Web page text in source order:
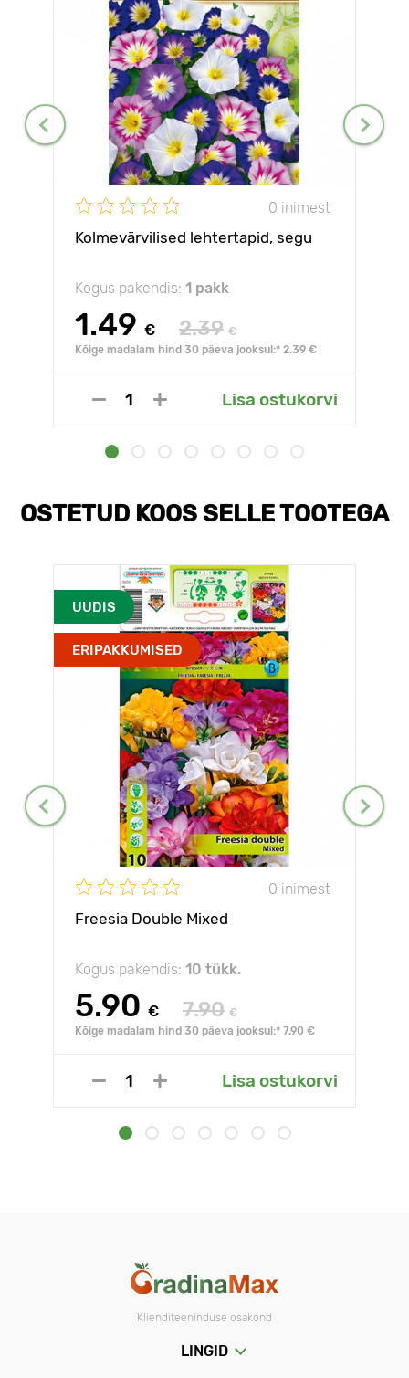
0 inimest
Kolmevärvilised lehtertapid, segu
Kogus pakendis: 1 pakk
1.49 € 2.39 €
Kõige madalam hind 30 päeva jooksul:* 2.39 €
Lisa ostukorvi
OSTETUD KOOS SELLE TOOTEGA
UUDIS
ERIPAKKUMISED
0 inimest
Freesia Double Mixed
Kogus pakendis: 10 tükk.
5.90 € 7.90 €
Kõige madalam hind 30 päeva jooksul:* 7.90 €
Lisa ostukorvi
Klienditeeninduse osakond
LINGID